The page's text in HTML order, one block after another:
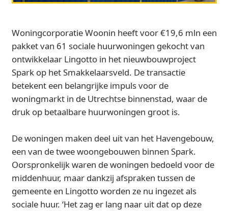
Woningcorporatie Woonin heeft voor €19,6 mln een
pakket van 61 sociale huurwoningen gekocht van
ontwikkelaar Lingotto in het nieuwbouwproject
Spark op het Smakkelaarsveld. De transactie
betekent een belangrijke impuls voor de
woningmarkt in de Utrechtse binnenstad, waar de
druk op betaalbare huurwoningen groot is.
De woningen maken deel uit van het Havengebouw,
een van de twee woongebouwen binnen Spark.
Oorspronkelijk waren de woningen bedoeld voor de
middenhuur, maar dankzij afspraken tussen de
gemeente en Lingotto worden ze nu ingezet als
sociale huur. ‘Het zag er lang naar uit dat op deze